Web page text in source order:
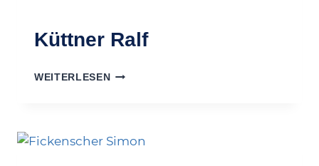
Küttner Ralf
WEITERLESENKÜTTNER